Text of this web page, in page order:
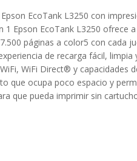
EcoTank L3250 con
1 Epson EcoTank L3250
páginas a color5 con cada
de recarga fácil,
WiFi Direct® y capacidades
que ocupa poco espacio y
que pueda imprimir sin